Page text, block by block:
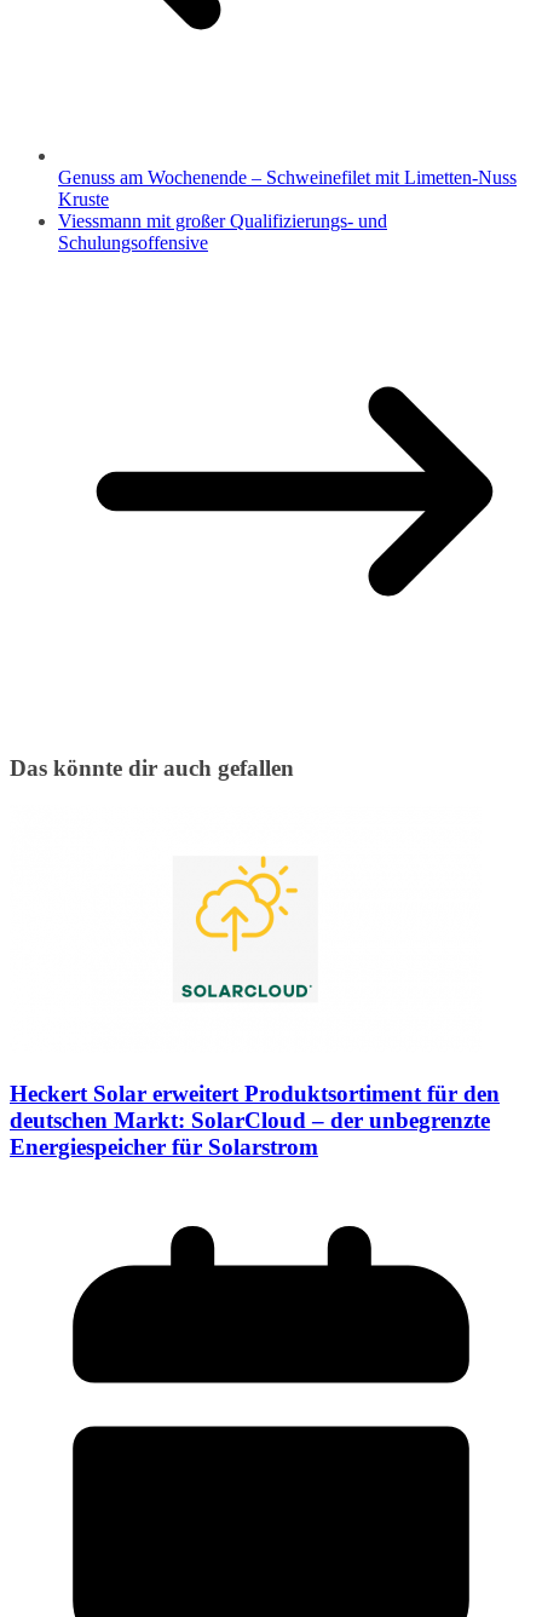
Genuss am Wochenende – Schweinefilet mit Limetten-Nuss
Kruste
Viessmann mit großer Qualifizierungs- und
Schulungsoffensive
Das könnte dir auch gefallen
Heckert Solar erweitert Produktsortiment für den
deutschen Markt: SolarCloud – der unbegrenzte
Energiespeicher für Solarstrom